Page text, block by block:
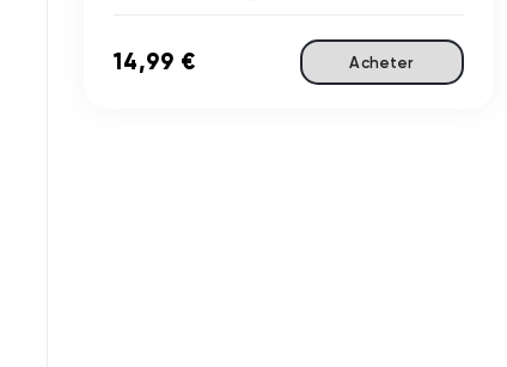
14,99 € Acheter